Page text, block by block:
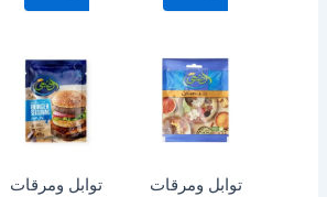
توابل ومرقات
توابل ومرقات